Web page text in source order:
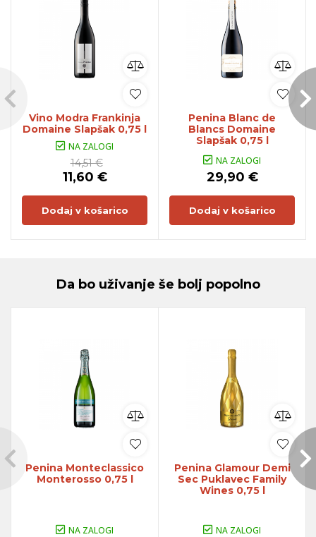
Vino Modra Frankinja
Domaine Slapšak 0,75 l
NA ZALOGI
14,51 €
11,60 €
Dodaj v košarico
Penina Blanc de
Blancs Domaine
Slapšak 0,75 l
NA ZALOGI
29,90 €
Dodaj v košarico
Da bo uživanje še bolj popolno
Penina Monteclassico
Monterosso 0,75 l
NA ZALOGI
Penina Glamour Demi
Sec Puklavec Family
Wines 0,75 l
NA ZALOGI